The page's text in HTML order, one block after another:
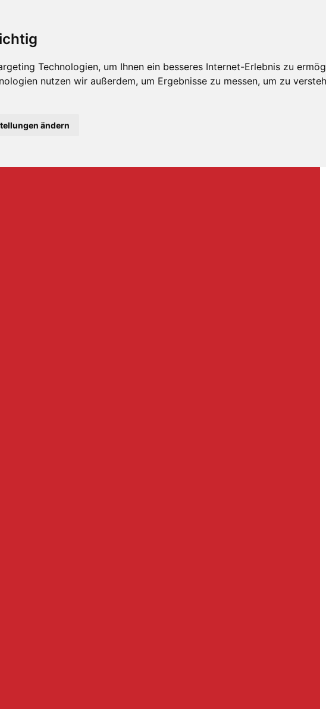
Technologien, um Ihnen ein besseres Internet-Erlebnis zu
nutzen wir außerdem, um Ergebnisse zu messen, um zu
ändern